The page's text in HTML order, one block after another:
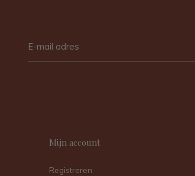
Mijn account
Registreren